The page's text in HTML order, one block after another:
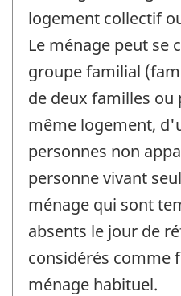
logement collectif
Le ménage peut se
groupe familial
de deux familles ou
même logement,
personnes non
personne vivant
ménage qui sont
absents le jour de
considérés comme
ménage habituel.